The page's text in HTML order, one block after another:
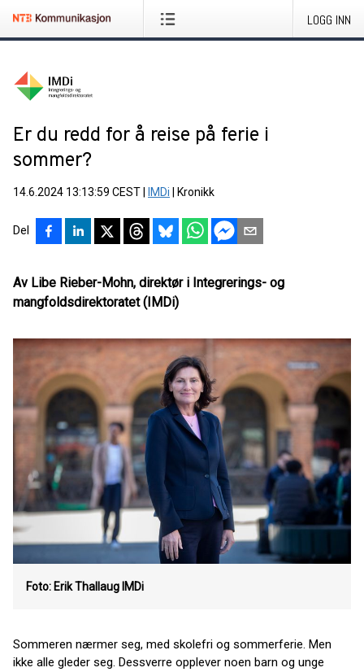
LOGG INN
Er du redd for å reise på ferie i
sommer?
14.6.2024 13:13:59 CEST IMDi Kronikk
Del
Av Libe Rieber-Mohn, direktør i Integrerings- og
mangfoldsdirektoratet (IMDi)
Foto: Erik Thallaug IMDi
Sommeren nærmer seg, med skolefri og sommerferie. Men
ikke alle gleder seg. Dessverre opplever noen barn og unge